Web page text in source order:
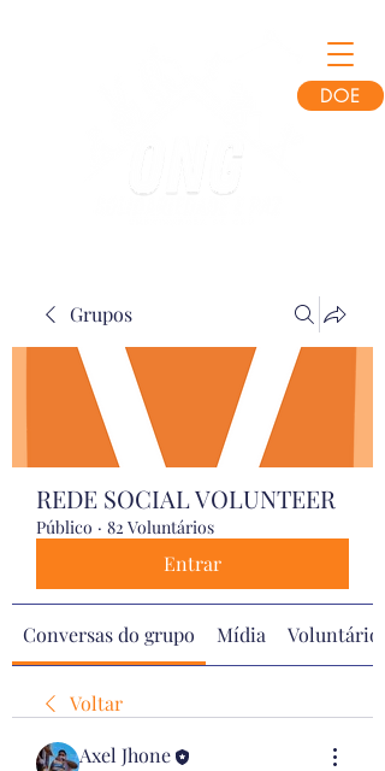
DOE
Grupos
REDE SOCIAL VOLUNTEER
Público · 82 Voluntários
Entrar
Conversas do grupo Mídia Voluntários
Voltar
Axel Jhone